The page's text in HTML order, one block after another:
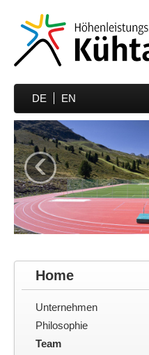
DE
EN
Home
Sportarten
Preise
Unterkünfte
Media
Sportmedizin
Partner
‹
Home
Unternehmen
Philosophie
Team